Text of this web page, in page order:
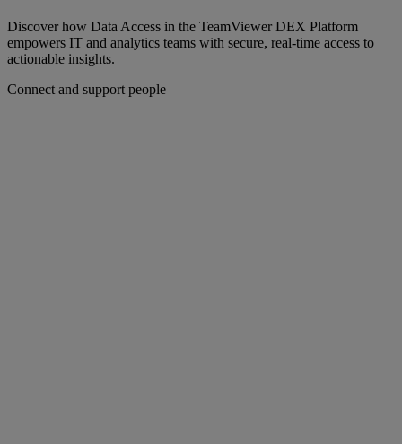
Discover how Data Access in the TeamViewer DEX Platform
empowers IT and analytics teams with secure, real-time access to
actionable insights.
Connect and support people